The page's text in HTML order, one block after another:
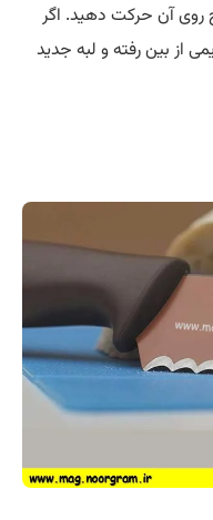
روی آن حرکت دهید. اگر
از بین رفته و لبه جدید